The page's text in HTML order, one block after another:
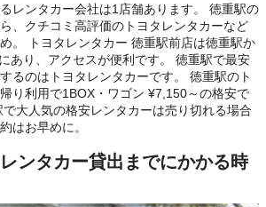
レンタカー会社は1店舗あります。 徳重駅の
、クチコミ高評価のトヨタレンタカーなど
。 トヨタレンタカー 徳重駅前店は徳重駅か
あり、アクセスが便利です。 徳重駅で最安
るのはトヨタレンタカーです。 徳重駅のト
り利用で1BOX・ワゴン ¥7,150～の格安で
大人気の格安レンタカーは売り切れる場合
はお早めに。
ンタカー貸出までにかかる時